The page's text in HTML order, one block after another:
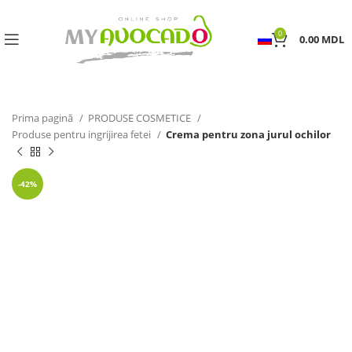
0 0.00 MDL
Prima pagină
PRODUSE COSMETICE
Produse pentru ingrijirea fetei
Crema pentru zona jurul ochilor
-42%